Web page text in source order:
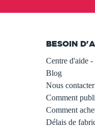
BESOIN
Centre d'aide
Blog
Nous contacter
Comment
Comment
Délais de